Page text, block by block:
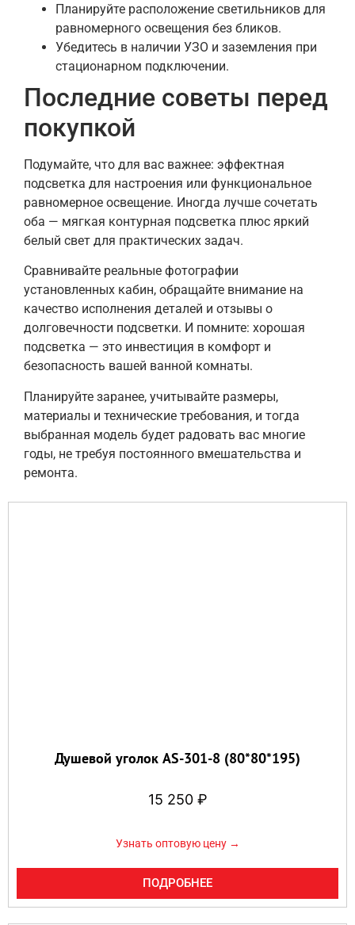
Планируйте расположение светильников для
равномерного освещения без бликов.
Убедитесь в наличии УЗО и заземления при
стационарном подключении.
Последние советы перед
покупкой
Подумайте, что для вас важнее: эффектная
подсветка для настроения или функциональное
равномерное освещение. Иногда лучше сочетать
оба — мягкая контурная подсветка плюс яркий
белый свет для практических задач.
Сравнивайте реальные фотографии
установленных кабин, обращайте внимание на
качество исполнения деталей и отзывы о
долговечности подсветки. И помните: хорошая
подсветка — это инвестиция в комфорт и
безопасность вашей ванной комнаты.
Планируйте заранее, учитывайте размеры,
материалы и технические требования, и тогда
выбранная модель будет радовать вас многие
годы, не требуя постоянного вмешательства и
ремонта.
Душевой уголок AS-301-8 (80*80*195)
15 250 ₽
Узнать оптовую цену →
ПОДРОБНЕЕ